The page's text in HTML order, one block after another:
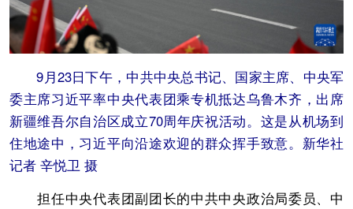
9月23日下午，中共中央总书记、国家主席、中央军
委主席习近平率中央代表团乘专机抵达乌鲁木齐，出席
新疆维吾尔自治区成立70周年庆祝活动。这是从机场到
住地途中，习近平向沿途欢迎的群众挥手致意。新华社
记者 辛悦卫 摄
担任中央代表团副团长的中共中央政治局委员、中